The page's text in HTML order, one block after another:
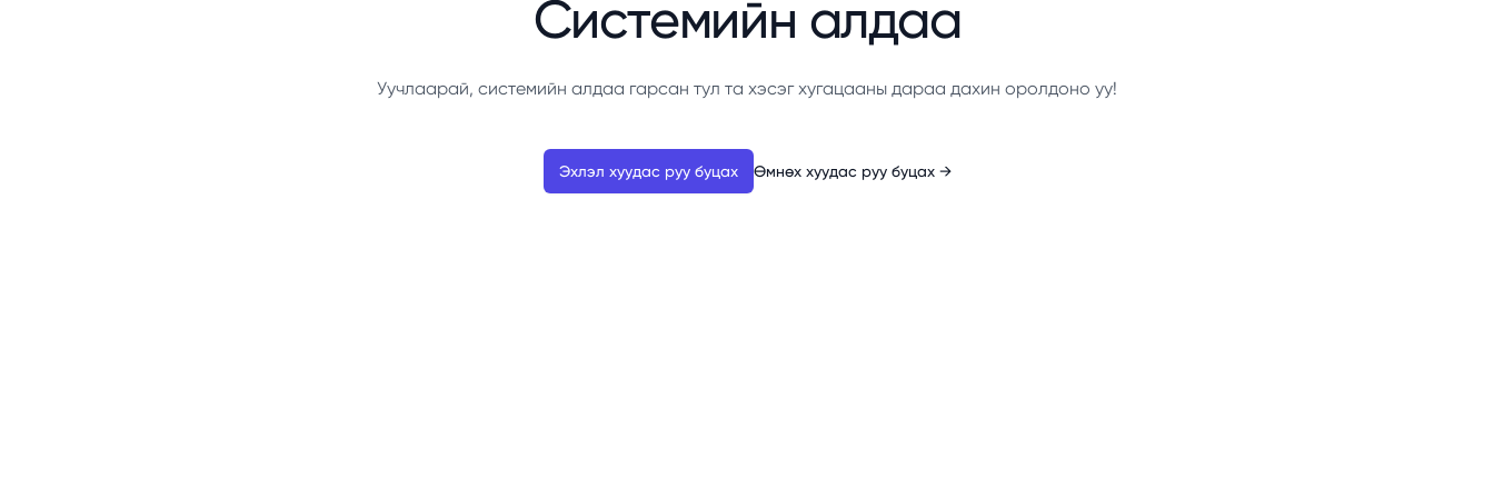
Системийн алдаа
Уучлаарай, системийн алдаа гарсан тул та хэсэг хугацааны дараа дахин оролдоно уу!
Эхлэл хуудас руу буцах Өмнөх хуудас руу буцах →